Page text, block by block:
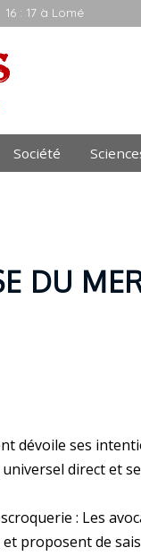
: 17 à Lomé
Société
DU
dévoile ses
direct et
: Les
proposent de